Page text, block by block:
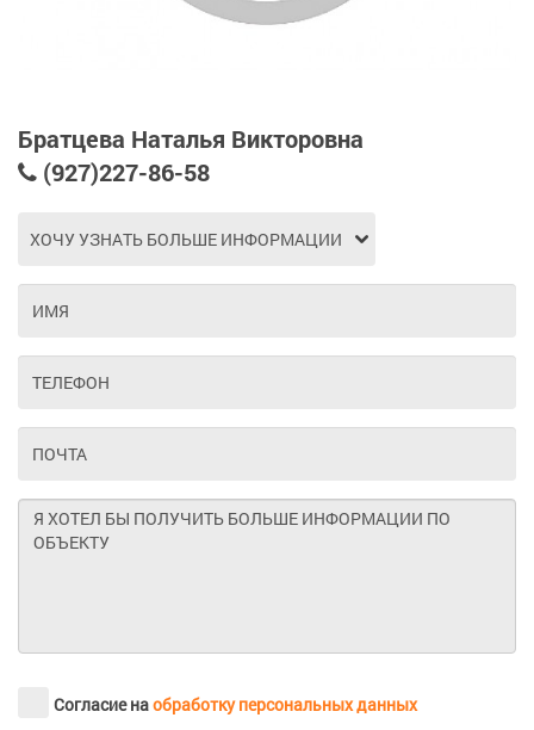
Братцева Наталья Викторовна
(927)227-86-58
Согласие наобработку персональных данных